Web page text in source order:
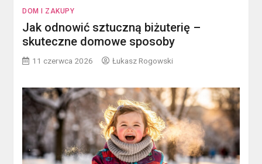
DOM I ZAKUPY
Jak odnowić sztuczną biżuterię –
skuteczne domowe sposoby
11 czerwca 2026 Łukasz Rogowski